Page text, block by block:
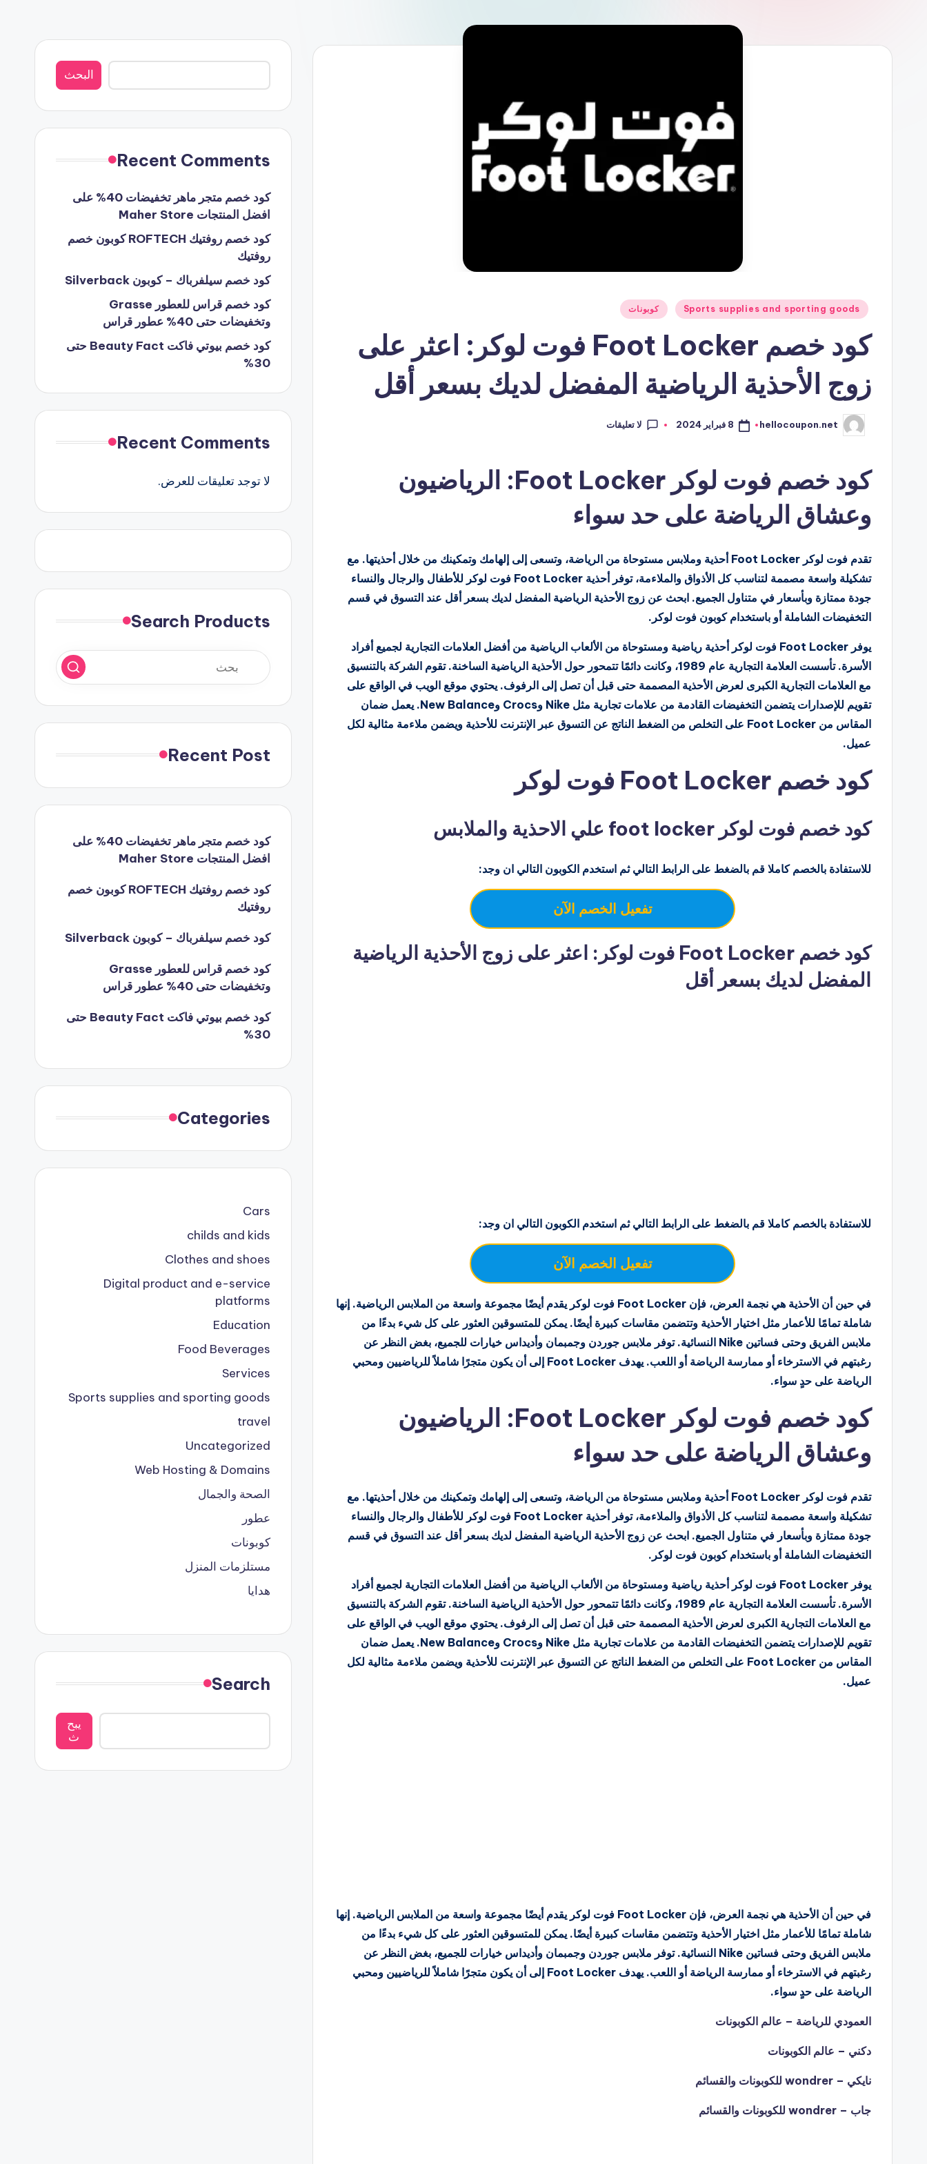
نُشرSports supplies and sporting goods كوبونات
كود خصم Foot Locker فوت لوكر: اعثر على
زوج الأحذية الرياضية المفضل لديك بسعر أقل
تمّ
النشر
hellocoupon.net 8 فبراير 2024 لا تعليقات
كود خصم فوت لوكر Foot Locker: الرياضيون
وعشاق الرياضة على حد سواء
تقدم فوت لوكر Foot Locker أحذية وملابس مستوحاة من الرياضة، وتسعى إلى إلهامك وتمكينك من خلال أحذيتها. مع
تشكيلة واسعة مصممة لتناسب كل الأذواق والملاءمة، توفر أحذية Foot Locker فوت لوكر للأطفال والرجال والنساء
جودة ممتازة وبأسعار في متناول الجميع. ابحث عن زوج الأحذية الرياضية المفضل لديك بسعر أقل عند التسوق في قسم
التخفيضات الشاملة أو باستخدام كوبون فوت لوكر.
يوفر Foot Locker فوت لوكر أحذية رياضية ومستوحاة من الألعاب الرياضية من أفضل العلامات التجارية لجميع أفراد
الأسرة. تأسست العلامة التجارية عام 1989، وكانت دائمًا تتمحور حول الأحذية الرياضية الساخنة. تقوم الشركة بالتنسيق
مع العلامات التجارية الكبرى لعرض الأحذية المصممة حتى قبل أن تصل إلى الرفوف. يحتوي موقع الويب في الواقع على
تقويم للإصدارات يتضمن التخفيضات القادمة من علامات تجارية مثل Nike وCrocs وNew Balance. يعمل ضمان
المقاس من Foot Locker على التخلص من الضغط الناتج عن التسوق عبر الإنترنت للأحذية ويضمن ملاءمة مثالية لكل
عميل.
كود خصم Foot Locker فوت لوكر
كود خصم فوت لوكر foot locker علي الاحذية والملابس
للاستفادة بالخصم كاملا قم بالضغط على الرابط التالي ثم استخدم الكوبون التالي ان وجد:
تفعيل الخصم الآن
كود خصم Foot Locker فوت لوكر: اعثر على زوج الأحذية الرياضية
المفضل لديك بسعر أقل
للاستفادة بالخصم كاملا قم بالضغط على الرابط التالي ثم استخدم الكوبون التالي ان وجد:
تفعيل الخصم الآن
في حين أن الأحذية هي نجمة العرض، فإن Foot Locker فوت لوكر يقدم أيضًا مجموعة واسعة من الملابس الرياضية. إنها
شاملة تمامًا للأعمار مثل اختيار الأحذية وتتضمن مقاسات كبيرة أيضًا. يمكن للمتسوقين العثور على كل شيء بدءًا من
ملابس الفريق وحتى فساتين Nike النسائية. توفر ملابس جوردن وجمبمان وأديداس خيارات للجميع، بغض النظر عن
رغبتهم في الاسترخاء أو ممارسة الرياضة أو اللعب. يهدف Foot Locker إلى أن يكون متجرًا شاملاً للرياضيين ومحبي
الرياضة على حدٍ سواء.
كود خصم فوت لوكر Foot Locker: الرياضيون
وعشاق الرياضة على حد سواء
تقدم فوت لوكر Foot Locker أحذية وملابس مستوحاة من الرياضة، وتسعى إلى إلهامك وتمكينك من خلال أحذيتها. مع
تشكيلة واسعة مصممة لتناسب كل الأذواق والملاءمة، توفر أحذية Foot Locker فوت لوكر للأطفال والرجال والنساء
جودة ممتازة وبأسعار في متناول الجميع. ابحث عن زوج الأحذية الرياضية المفضل لديك بسعر أقل عند التسوق في قسم
التخفيضات الشاملة أو باستخدام كوبون فوت لوكر.
يوفر Foot Locker فوت لوكر أحذية رياضية ومستوحاة من الألعاب الرياضية من أفضل العلامات التجارية لجميع أفراد
الأسرة. تأسست العلامة التجارية عام 1989، وكانت دائمًا تتمحور حول الأحذية الرياضية الساخنة. تقوم الشركة بالتنسيق
مع العلامات التجارية الكبرى لعرض الأحذية المصممة حتى قبل أن تصل إلى الرفوف. يحتوي موقع الويب في الواقع على
تقويم للإصدارات يتضمن التخفيضات القادمة من علامات تجارية مثل Nike وCrocs وNew Balance. يعمل ضمان
المقاس من Foot Locker على التخلص من الضغط الناتج عن التسوق عبر الإنترنت للأحذية ويضمن ملاءمة مثالية لكل
عميل.
في حين أن الأحذية هي نجمة العرض، فإن Foot Locker فوت لوكر يقدم أيضًا مجموعة واسعة من الملابس الرياضية. إنها
شاملة تمامًا للأعمار مثل اختيار الأحذية وتتضمن مقاسات كبيرة أيضًا. يمكن للمتسوقين العثور على كل شيء بدءًا من
ملابس الفريق وحتى فساتين Nike النسائية. توفر ملابس جوردن وجمبمان وأديداس خيارات للجميع، بغض النظر عن
رغبتهم في الاسترخاء أو ممارسة الرياضة أو اللعب. يهدف Foot Locker إلى أن يكون متجرًا شاملاً للرياضيين ومحبي
الرياضة على حدٍ سواء.
العمودي للرياضة – عالم الكوبونات
دكني – عالم الكوبونات
نايكي – wondrer للكوبونات والقسائم
جاب – wondrer للكوبونات والقسائم
البحث
البحث
Recent Comments
كود خصم متجر ماهر تخفيضات 40% على
افضل المنتجات Maher Store
كود خصم روفتيك ROFTECH كوبون خصم
روفتيك
كود خصم سيلفرباك – كوبون Silverback
كود خصم قراس للعطور Grasse
وتخفيضات حتى 40% عطور قراس
كود خصم بيوتي فاكت Beauty Fact حتى
30%
Recent Comments
لا توجد تعليقات للعرض.
Search Products
Recent Post
كود خصم متجر ماهر تخفيضات 40% على
افضل المنتجات Maher Store
كود خصم روفتيك ROFTECH كوبون خصم
روفتيك
كود خصم سيلفرباك – كوبون Silverback
كود خصم قراس للعطور Grasse
وتخفيضات حتى 40% عطور قراس
كود خصم بيوتي فاكت Beauty Fact حتى
30%
Categories
Cars
childs and kids
Clothes and shoes
Digital product and e-service
platforms
Education
Food Beverages
Services
Sports supplies and sporting goods
travel
Uncategorized
Web Hosting & Domains
الصحة والجمال
عطور
كوبونات
مستلزمات المنزل
هدايا
Search
يبح
ث